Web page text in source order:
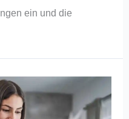
ein und die